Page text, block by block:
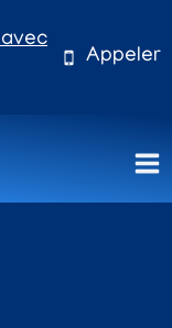
Appeler